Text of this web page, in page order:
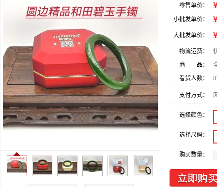
零售单价：
小批发单价：
大批发单价：
物流运费：
商 品：
看货人数：
支付方式：
选择颜色：
选择尺码：
购买数量：